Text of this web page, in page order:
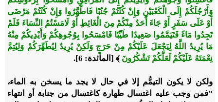
وَأَرْجُلَكُمْ إِلَى الْكَعْبَيْنِ وَإِنْ كُنْتُمْ جُنُبًا فَاطَّهَّرُوا وَإِنْ كُنْتُمْ مَرْضَى
أَوْ عَلَى سَفَرٍ أَوْ جَاءَ أَحَدٌ مِنْكُمْ مِنَ الْغَائِطِ أَوْ لَامَسْتُمُ النِّسَاءَ فَلَمْ
تَجِدُوا مَاءً فَتَيَمَّمُوا صَعِيدًا طَيِّبًا فَامْسَحُوا بِوُجُوهِكُمْ وَأَيْدِيكُمْ مِنْهُ
مَا يُرِيدُ اللَّهُ لِيَجْعَلَ عَلَيْكُمْ مِنْ حَرَجٍ وَلَكِنْ يُرِيدُ لِيُطَهِّرَكُمْ وَلِيُتِمَّ
نِعْمَتَهُ عَلَيْكُمْ لَعَلَّكُمْ تَشْكُرُونَ ﴾ [المائدة: 6].
ولكن لا يكون التيمُّم إلا في حال لا يجد ما يسخن به الماء،
"فمن وجب عليه اغتسال طهارة كاغتسال من جنابة أو انتهاء